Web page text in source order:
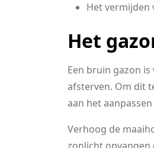
Het vermijden
Het
Een bruin gazon
afsterven. Om dit
aan het
Verhoog de